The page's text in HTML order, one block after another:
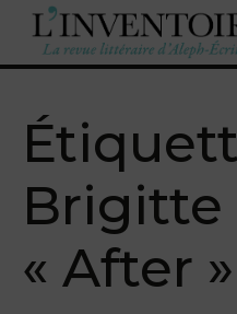
Brigitte
« After »